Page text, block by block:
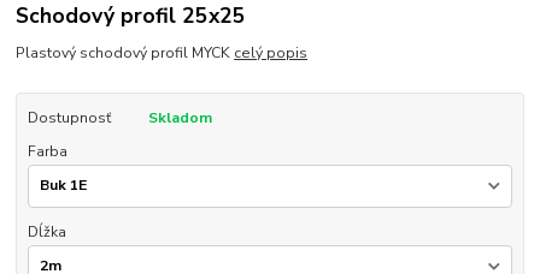
Schodový profil 25x25
Plastový schodový profil MYCK celý popis
Dostupnosť
Skladom
Farba
Dĺžka